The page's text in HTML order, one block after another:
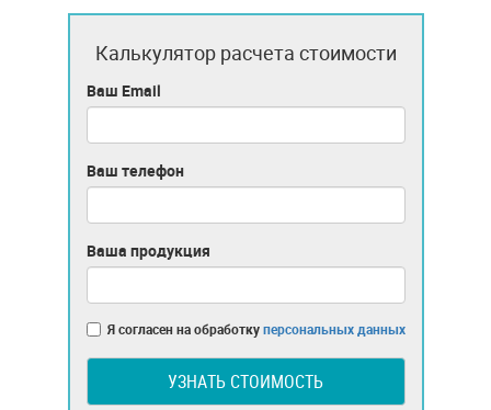
Калькулятор расчета стоимости
Ваш Email
Ваш телефон
Ваша продукция
Я согласен на обработкуперсональных данных
УЗНАТЬ СТОИМОСТЬ